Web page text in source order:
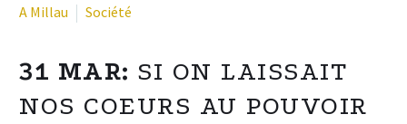
A Millau
Société
31 MAR: SI ON LAISSAIT
NOS COEURS AU POUVOIR